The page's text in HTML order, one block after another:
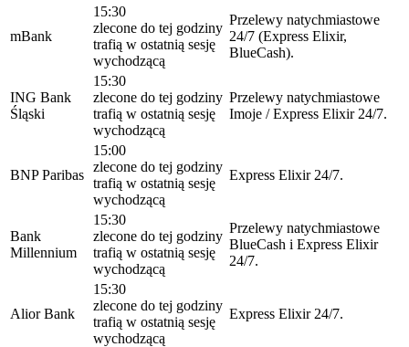
mBank
15:30
zlecone do tej godziny
trafią w ostatnią sesję
wychodzącą
Przelewy natychmiastowe
24/7 (Express Elixir,
BlueCash).
ING Bank
Śląski
15:30
zlecone do tej godziny
trafią w ostatnią sesję
wychodzącą
Przelewy natychmiastowe
Imoje / Express Elixir 24/7.
BNP Paribas
15:00
zlecone do tej godziny
trafią w ostatnią sesję
wychodzącą
Express Elixir 24/7.
Bank
Millennium
15:30
zlecone do tej godziny
trafią w ostatnią sesję
wychodzącą
Przelewy natychmiastowe
BlueCash i Express Elixir
24/7.
Alior Bank
15:30
zlecone do tej godziny
trafią w ostatnią sesję
wychodzącą
Express Elixir 24/7.